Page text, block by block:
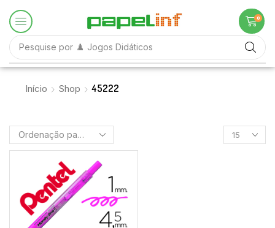
Pesquise por ♟️ Jogos Didáticos
0
Início Shop 45222